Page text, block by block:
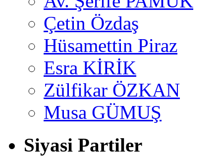
Çetin Özdaş
Hüsamettin Piraz
Esra KİRİK
Zülfikar ÖZKAN
Musa GÜMUŞ
Siyasi Partiler